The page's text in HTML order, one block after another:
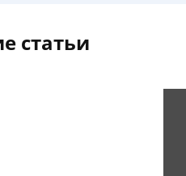
статьи